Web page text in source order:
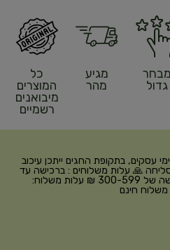
מבחר
גדול
מגיע
מהר
כל
המוצרים
מיבואנים
רשמיים
שירות משלוחים לכל הארץ 2-6 ימי עסקים, בתקופת החגים ייתכן עיכוב
הסליחה 🙏 עלות משלוחים : ברכישה עד
299₪ עלות משלוח 22₪, ברכישה של 300-599 ₪ עלות משלוח: